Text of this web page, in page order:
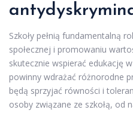
Szkoły pełnią fundamentalną
społecznej i promowaniu
skutecznie wspierać edukację
powinny wdrażać różnorodne
będą sprzyjać równości i
osoby związane ze szkołą, od